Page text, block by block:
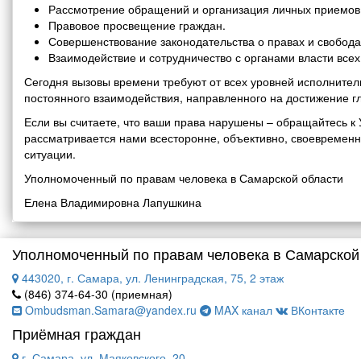
Рассмотрение обращений и организация личных
Правовое просвещение граждан.
Совершенствование законодательства о правах и
Взаимодействие и сотрудничество с органами власти
Сегодня вызовы времени требуют от всех уровней
постоянного взаимодействия, направленного на
Если вы считаете, что ваши права нарушены – обращайтесь
рассматривается нами всесторонне, объективно,
ситуации.
Уполномоченный по правам человека в Самарской области
Елена Владимировна Лапушкина
Уполномоченный по правам человека в
443020, г. Самара, ул. Ленинградская, 75, 2 этаж
(846) 374-64-30 (приемная)
Ombudsman.Samara@yandex.ru
MAX канал ВКонтакте
Приёмная граждан